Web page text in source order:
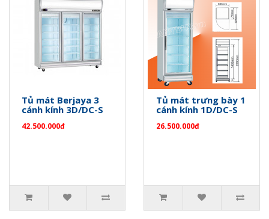
Tủ mát Berjaya 3
cánh kính 3D/DC-S
42.500.000đ
Tủ mát trưng bày 1
cánh kính 1D/DC-S
26.500.000đ